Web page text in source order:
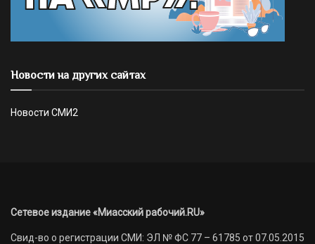
Новости на других сайтах
Новости СМИ2
Сетевое издание «Миасский рабочий.RU»
Свид-во о регистрации СМИ: ЭЛ № ФС 77 – 61785 от 07.05.2015